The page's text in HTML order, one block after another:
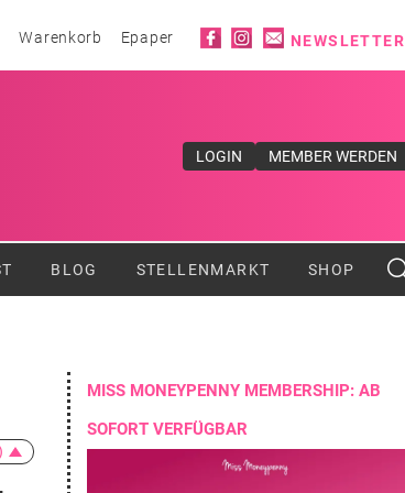
Warenkorb Epaper Social iconsNEWSLETTER
LOGIN MEMBER WERDEN
BLOG STELLENMARKT SHOP
MISS MONEYPENNY MEMBERSHIP: AB
SOFORT VERFÜGBAR